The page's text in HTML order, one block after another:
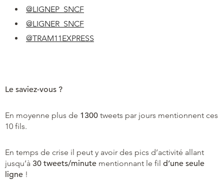
@LIGNEP_SNCF
@LIGNER_SNCF
@TRAM11EXPRESS
Le saviez-vous ?
En moyenne plus de 1300 tweets par jours mentionnent ces
10 fils.
En temps de crise il peut y avoir des pics d’activité allant
jusqu’à 30 tweets/minute mentionnant le fil d’une seule
ligne !